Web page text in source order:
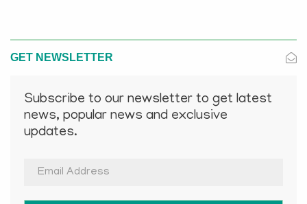
GET NEWSLETTER
Subscribe to our newsletter to get latest
news, popular news and exclusive
updates.